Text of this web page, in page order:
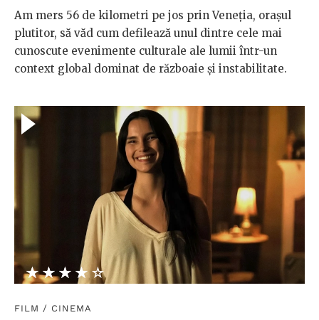
Am mers 56 de kilometri pe jos prin Veneția, orașul
plutitor, să văd cum defilează unul dintre cele mai
cunoscute evenimente culturale ale lumii într-un
context global dominat de războaie și instabilitate.
★★★★★
☆☆☆☆☆
FILM / CINEMA